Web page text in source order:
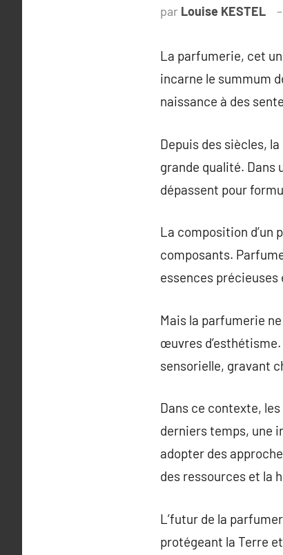
par Louise KESTEL
La parfumerie, cet
incarne le summum
naissance à des
Depuis des siècles,
grande qualité. Dans
dépassent pour
La composition
composants.
essences
Mais la parfumerie
œuvres
sensorielle, gravant
Dans ce contexte,
derniers temps, une
adopter des
des ressources et la
L’futur de la
protégeant la Terre